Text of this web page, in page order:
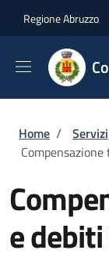
Regione Abruzzo
Briciole
Home / Servizi
e